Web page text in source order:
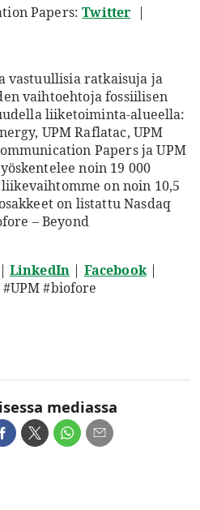
Papers:Twitter |
vastuullisia ratkaisuja ja
vaihtoehtoja fossiilisen
liiketoiminta-alueella:
UPM Raflatac, UPM
Papers ja UPM
noin 19 000
on noin 10,5
on listattu Nasdaq
– Beyond
| LinkedIn | Facebook|
#biofore
mediassa